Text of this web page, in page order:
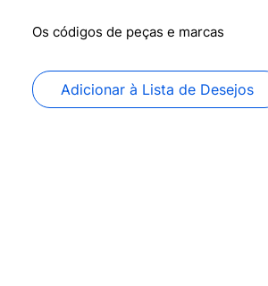
Os códigos de peças e marcas
apenas para fins de referência. A
PANFLIGHT SENSORS não possui
qualquer afiliação ou associação com
Adicionar à Lista de Desejos